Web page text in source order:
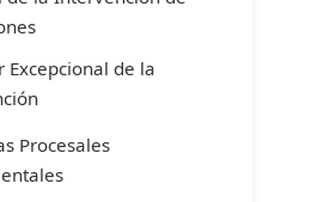
Excepcional de la
Procesales